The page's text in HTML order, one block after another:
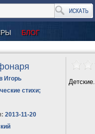
БЛОГ
Игорь
стихи;
2013-11-20
Детские...